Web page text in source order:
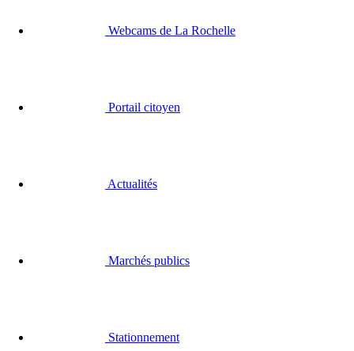
Webcams de La Rochelle
Portail citoyen
Actualités
Marchés publics
Stationnement